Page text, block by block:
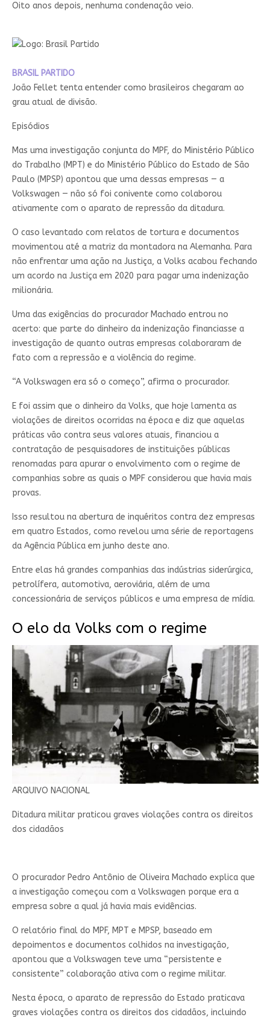
Oito anos depois, nenhuma condenação veio.
BRASIL PARTIDO
João Fellet tenta entender como brasileiros chegaram ao
grau atual de divisão.
Episódios
Mas uma investigação conjunta do MPF, do Ministério Público
do Trabalho (MPT) e do Ministério Público do Estado de São
Paulo (MPSP) apontou que uma dessas empresas — a
Volkswagen — não só foi conivente como colaborou
ativamente com o aparato de repressão da ditadura.
O caso levantado com relatos de tortura e documentos
movimentou até a matriz da montadora na Alemanha. Para
não enfrentar uma ação na Justiça, a Volks acabou fechando
um acordo na Justiça em 2020 para pagar uma indenização
milionária.
Uma das exigências do procurador Machado entrou no
acerto: que parte do dinheiro da indenização financiasse a
investigação de quanto outras empresas colaboraram de
fato com a repressão e a violência do regime.
“A Volkswagen era só o começo”, afirma o procurador.
E foi assim que o dinheiro da Volks, que hoje lamenta as
violações de direitos ocorridas na época e diz que aquelas
práticas vão contra seus valores atuais, financiou a
contratação de pesquisadores de instituições públicas
renomadas para apurar o envolvimento com o regime de
companhias sobre as quais o MPF considerou que havia mais
provas.
Isso resultou na abertura de inquéritos contra dez empresas
em quatro Estados, como revelou uma série de reportagens
da Agência Pública em junho deste ano.
Entre elas há grandes companhias das indústrias siderúrgica,
petrolífera, automotiva, aeroviária, além de uma
concessionária de serviços públicos e uma empresa de mídia.
O elo da Volks com o regime
ARQUIVO NACIONAL
Ditadura militar praticou graves violações contra os direitos
dos cidadãos
O procurador Pedro Antônio de Oliveira Machado explica que
a investigação começou com a Volkswagen porque era a
empresa sobre a qual já havia mais evidências.
O relatório final do MPF, MPT e MPSP, baseado em
depoimentos e documentos colhidos na investigação,
apontou que a Volkswagen teve uma “persistente e
consistente” colaboração ativa com o regime militar.
Nesta época, o aparato de repressão do Estado praticava
graves violações contra os direitos dos cidadãos, incluindo